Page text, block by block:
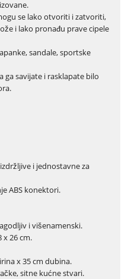
se lako otvoriti i zatvoriti,
i lako pronađu prave cipele
sandale, sportske
ga savijate i rasklapate bilo
i jednostavne za
ABS konektori.
i višenamenski.
x 26 cm.
x 35 cm dubina.
sitne kućne stvari.